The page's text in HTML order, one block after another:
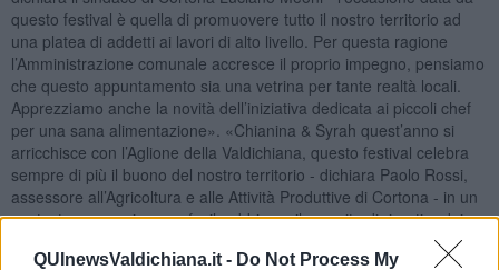
QUInewsValdichiana.it - Do Not Process My
questo festival è quella di promuovere tutto il nostro territorio ad
una platea di addetti ai lavori di alto livello. Per questa ragione
l’Amministrazione comunale accresce il proprio impegno, pensiamo
che questo appuntamento sia una vetrina per tante realtà locali.
Apprezziamo anche la novità dell’iniziativa dedicata ai piccoli chef
per una sana alimentazione». «Chianina & Syrah quest’anno si
arricchisce con l’Aglione della Valdichiana, questo festival celebra
sempre di più il buono del nostro territorio - dichiara Paolo Rossi,
assessore all’Agricoltura e alle Attività Produttive di Cortona - in un
contesto economico non facile abbiamo il compito di ripartire dai
fondamentali ed esaltarli, crediamo che questo appuntamento
possa essere un’occasione per Cortona e per le sue aziende».